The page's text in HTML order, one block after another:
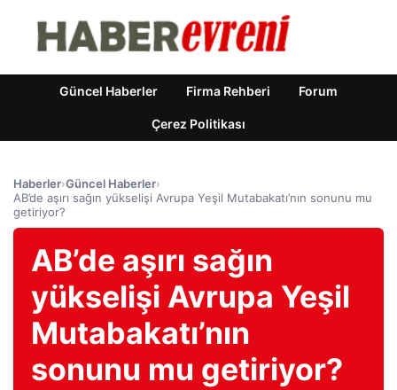
Güncel Haberler Firma Rehberi Forum
Çerez Politikası
Haberler›Güncel Haberler›
AB’de aşırı sağın yükselişi Avrupa Yeşil Mutabakatı’nın sonunu mu
getiriyor?
AB’de aşırı sağın
yükselişi Avrupa Yeşil
Mutabakatı’nın
sonunu mu getiriyor?